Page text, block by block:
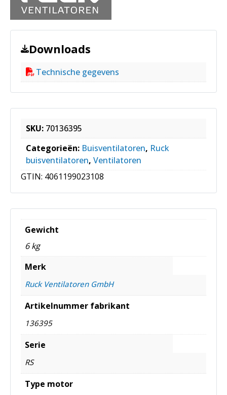
Downloads
Technische gegevens
SKU: 70136395
Categorieën: Buisventilatoren, Ruck
buisventilatoren, Ventilatoren
GTIN: 4061199023108
Gewicht
6 kg
Merk
Ruck Ventilatoren GmbH
Artikelnummer fabrikant
136395
Serie
RS
Type motor